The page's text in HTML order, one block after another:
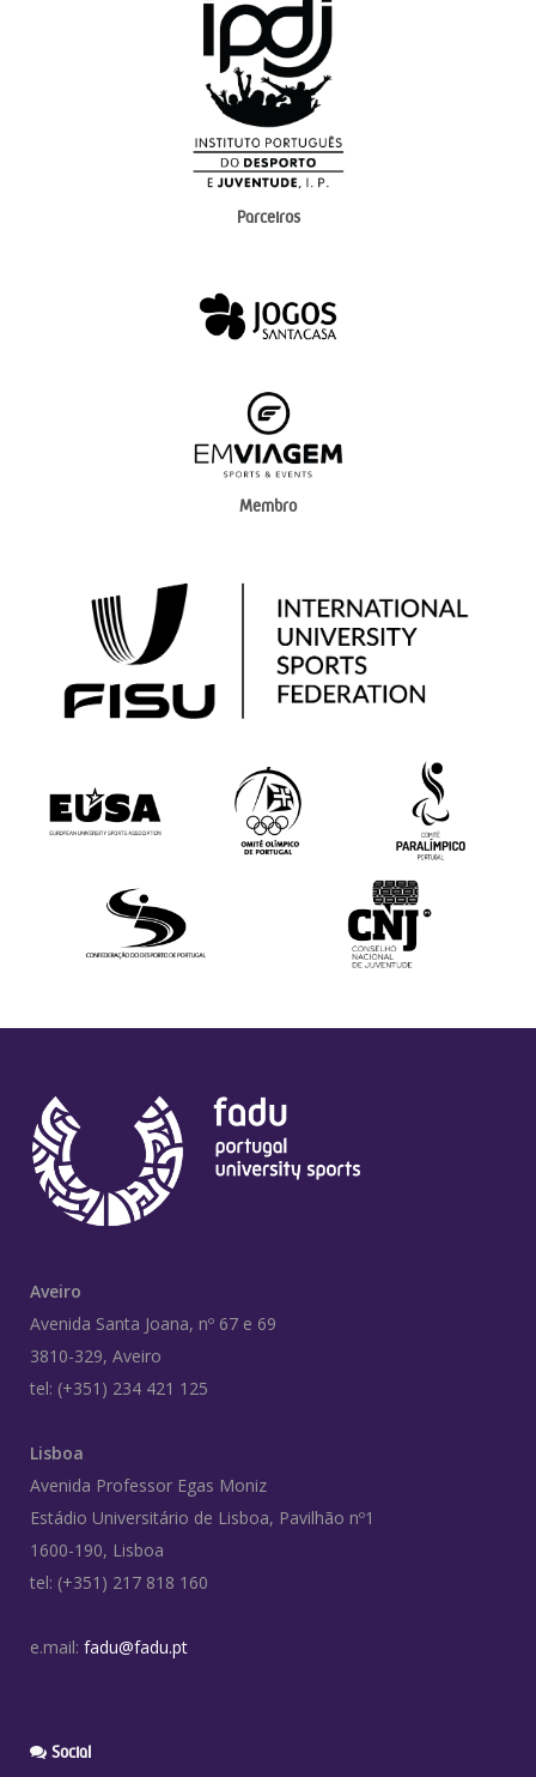
Parceiros
Membro
Aveiro
Avenida Santa Joana, nº 67 e 69
3810-329, Aveiro
tel: (+351) 234 421 125
Lisboa
Avenida Professor Egas Moniz
Estádio Universitário de Lisboa, Pavilhão nº1
1600-190, Lisboa
tel: (+351) 217 818 160
e.mail: fadu@fadu.pt
Social